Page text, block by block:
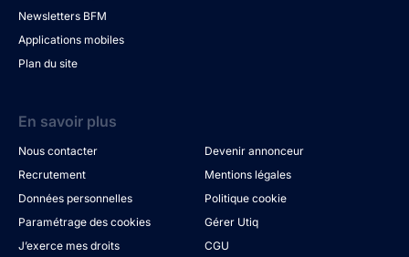
Newsletters BFM
Applications mobiles
Plan du site
En savoir plus
Nous contacter
Devenir annonceur
Recrutement
Mentions légales
Données personnelles
Politique cookie
Paramétrage des cookies
Gérer Utiq
J’exerce mes droits
CGU